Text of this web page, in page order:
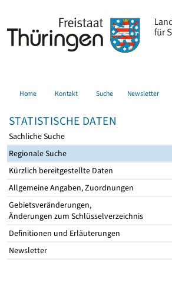
Home Kontakt Suche Newsletter
STATISTISCHE DATEN
Sachliche Suche
Regionale Suche
Kürzlich bereitgestellte Daten
Allgemeine Angaben, Zuordnungen
Gebietsveränderungen,
Änderungen zum Schlüsselverzeichnis
Definitionen und Erläuterungen
Newsletter